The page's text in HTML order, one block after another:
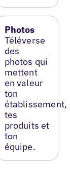
Photos
Téléverse
des
photos qui
mettent
en valeur
ton
établissement,
tes
produits et
ton
équipe.